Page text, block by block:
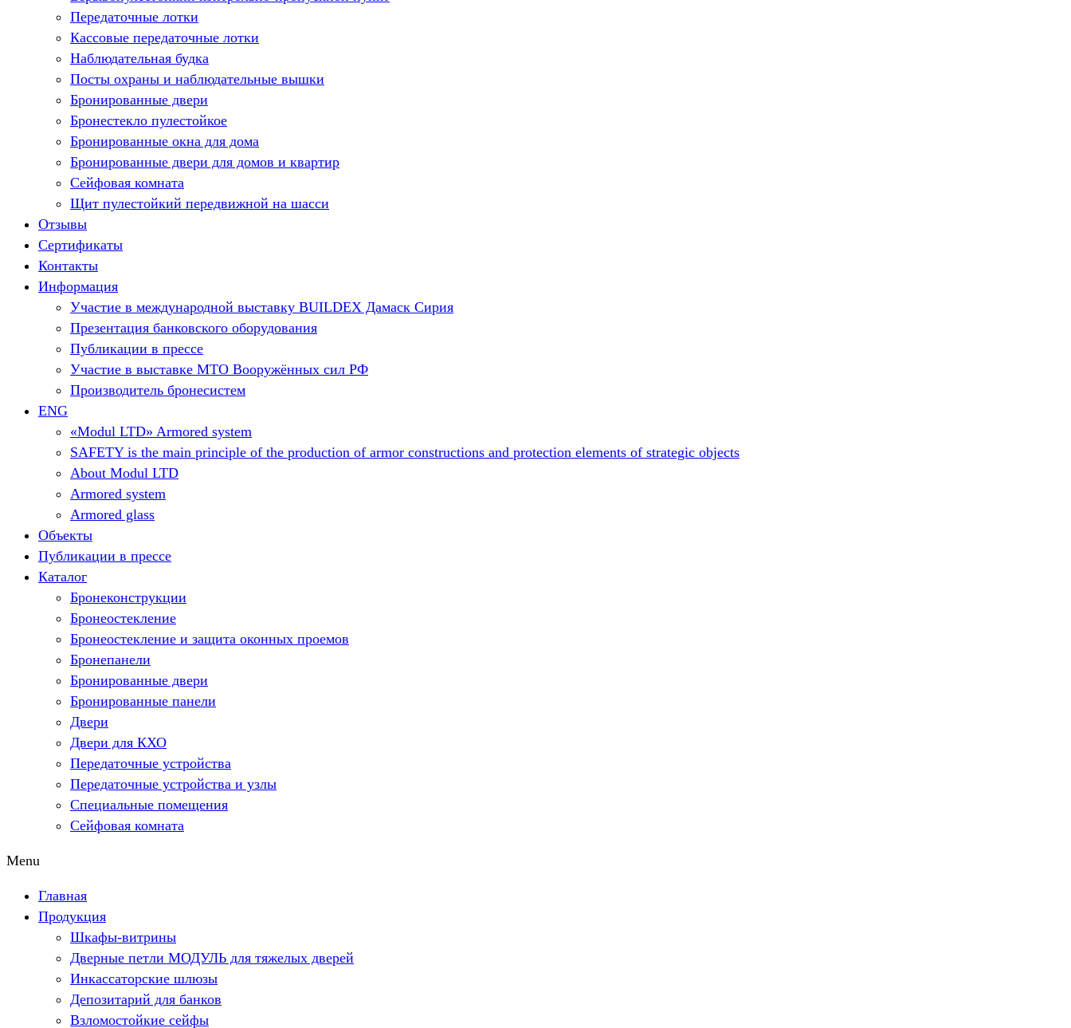
Передаточные лотки
Кассовые передаточные лотки
Наблюдательная будка
Посты охраны и наблюдательные вышки
Бронированные двери
Бронестекло пулестойкое
Бронированные окна для дома
Бронированные двери для домов и квартир
Сейфовая комната
Щит пулестойкий передвижной на шасси
Отзывы
Сертификаты
Контакты
Информация
Участие в международной выставку BUILDEX Дамаск Сирия
Презентация банковского оборудования
Публикации в прессе
Участие в выставке МТО Вооружённых сил РФ
Производитель бронесистем
ENG
«Modul LTD» Armored system
SAFETY is the main principle of the production of armor constructions and protection elements of strategic objects
About Modul LTD
Armored system
Armored glass
Объекты
Публикации в прессе
Каталог
Бронеконструкции
Бронеостекление
Бронеостекление и защита оконных проемов
Бронепанели
Бронированные двери
Бронированные панели
Двери
Двери для КХО
Передаточные устройства
Передаточные устройства и узлы
Специальные помещения
Сейфовая комната
Menu
Главная
Продукция
Шкафы-витрины
Дверные петли МОДУЛЬ для тяжелых дверей
Инкассаторские шлюзы
Депозитарий для банков
Взломостойкие сейфы